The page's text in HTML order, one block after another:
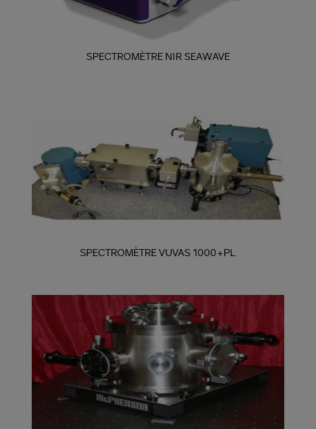
SPECTROMÈTRE NIR SEAWAVE
SPECTROMÈTRE VUVAS 1000+PL